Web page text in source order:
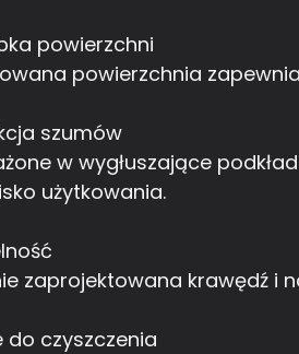
powierzchni
powierzchnia
szumów
w wygłuszające
użytkowania.
zaprojektowana krawędź i
do czyszczenia